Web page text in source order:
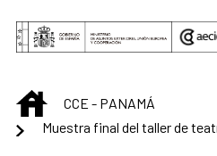
Saltar al contenido principal
INICIOCCE - PANAMÁ